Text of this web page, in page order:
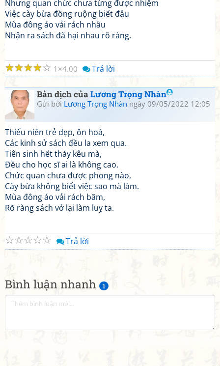
Bình luận nhanh 1
Nhưng quan chức chưa từng được nhiệm
Việc cày bừa đồng ruộng biết đâu
Mùa đông áo vải rách nhầu
Nhận ra sách đã hại nhau rõ ràng.
☆
☆
☆
☆
☆ 1 4.00 Trả lời
Bản dịch củaLương Trọng Nhàn
Gửi bởi Lương Trọng Nhàn ngày 09/05/2022 12:05
Thiếu niên trẻ đẹp, ôn hoà,
Các kinh sử sách đều la xem qua.
Tiên sinh hết thảy kêu mà,
Đều cho học sĩ ai là không cao.
Chức quan chưa được phong nào,
Cày bừa không biết việc sao mà làm.
Mùa đông áo vải rách băm,
Rõ ràng sách vở lại làm luỵ ta.
☆
☆
☆
☆
☆ Trả lời